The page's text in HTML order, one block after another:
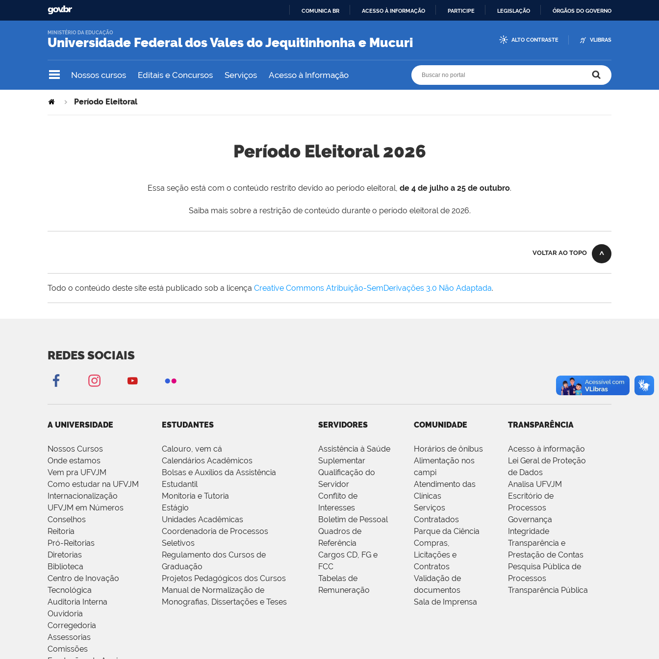
O
COMUNICA BR ACESSO À INFORMAÇÃO PARTICIPE LEGISLAÇÃO ÓRGÃOS DO GOVERNO
Universidade Federal dos Vales do Jequitinhonha e Mucuri
MINISTÉRIO DA EDUCAÇÃO
ALTO CONTRASTE VLIBRAS
Nossos cursos Editais e Concursos Serviços Acesso à Informação
Período Eleitoral
Período Eleitoral 2026
Essa seção está com o conteúdo restrito devido ao período eleitoral, de 4 de julho a 25 de outubro.
Saiba mais sobre a restrição de conteúdo durante o período eleitoral de 2026.
VOLTAR AO TOPO
Todo o conteúdo deste site está publicado sob a licença Creative Commons Atribuição-SemDerivações 3.0 Não Adaptada.
REDES SOCIAIS
A UNIVERSIDADE
Nossos Cursos
Onde estamos
Vem pra UFVJM
Como estudar na UFVJM
Internacionalização
UFVJM em Números
Conselhos
Reitoria
Pró-Reitorias
Diretorias
Biblioteca
Centro de Inovação
Tecnológica
Auditoria Interna
Ouvidoria
Corregedoria
Assessorias
Comissões
ESTUDANTES
Calouro, vem cá
Calendários Acadêmicos
Bolsas e Auxílios da Assistência
Estudantil
Monitoria e Tutoria
Estágio
Unidades Acadêmicas
Coordenadoria de Processos
Seletivos
Regulamento dos Cursos de
Graduação
Projetos Pedagógicos dos Cursos
Manual de Normalização de
Monografias, Dissertações e Teses
SERVIDORES
Assistência à Saúde
Suplementar
Qualificação do
Servidor
Conflito de
Interesses
Boletim de Pessoal
Quadros de
Referência
Cargos CD, FG e
FCC
Tabelas de
Remuneração
COMUNIDADE
Horários de ônibus
Alimentação nos
campi
Atendimento das
Clínicas
Serviços
Contratados
Parque da Ciência
Compras,
Licitações e
Contratos
Validação de
documentos
Sala de Imprensa
TRANSPARÊNCIA
Acesso à informação
Lei Geral de Proteção
de Dados
Analisa UFVJM
Escritório de
Processos
Governança
Integridade
Transparência e
Prestação de Contas
Pesquisa Pública de
Processos
Transparência Pública